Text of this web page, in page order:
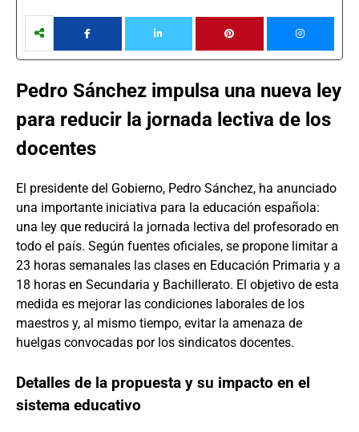
Pedro Sánchez impulsa una nueva ley
para reducir la jornada lectiva de los
docentes
El presidente del Gobierno, Pedro Sánchez, ha anunciado
una importante iniciativa para la educación española:
una ley que reducirá la jornada lectiva del profesorado en
todo el país. Según fuentes oficiales, se propone limitar a
23 horas semanales las clases en Educación Primaria y a
18 horas en Secundaria y Bachillerato. El objetivo de esta
medida es mejorar las condiciones laborales de los
maestros y, al mismo tiempo, evitar la amenaza de
huelgas convocadas por los sindicatos docentes.
Detalles de la propuesta y su impacto en el
sistema educativo